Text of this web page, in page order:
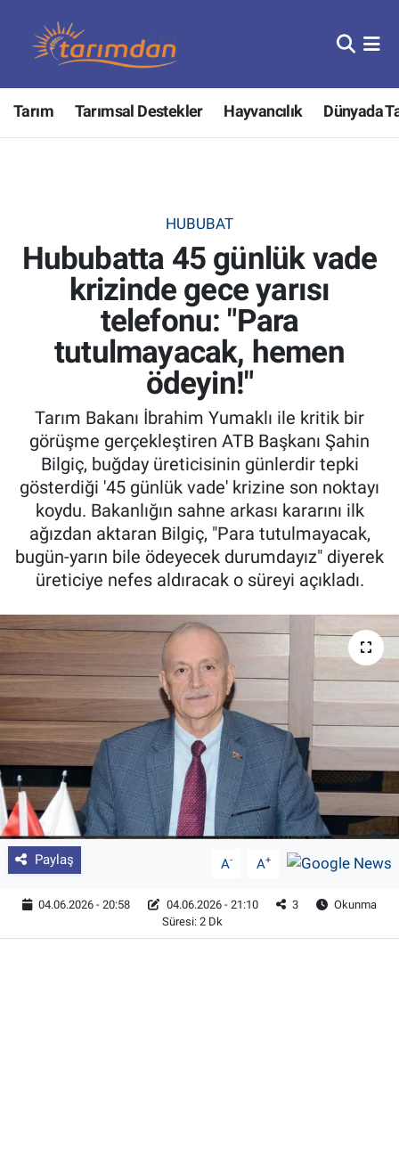
Tarım Tarımsal Destekler Hayvancılık Dünyada
HUBUBAT
Hububatta 45 günlük vade
krizinde gece yarısı
telefonu: "Para
tutulmayacak, hemen
ödeyin!"
Tarım Bakanı İbrahim Yumaklı ile kritik bir
görüşme gerçekleştiren ATB Başkanı Şahin
Bilgiç, buğday üreticisinin günlerdir tepki
gösterdiği '45 günlük vade' krizine son noktayı
koydu. Bakanlığın sahne arkası kararını ilk
ağızdan aktaran Bilgiç, "Para tutulmayacak,
bugün-yarın bile ödeyecek durumdayız" diyerek
üreticiye nefes aldıracak o süreyi açıkladı.
Paylaş A- A+
04.06.2026 - 20:58 04.06.2026 - 21:10 3
Okunma
Süresi: 2 Dk
Tarım
Hayvancılık
Tarımsal Destekler
Tarım Bakanlığı
TZOB
Tarım Kredi Kooperatifleri
Pankobirlik
Et fiyatları
Tarım Bilgisi
Yetiştirici Soruyor
Dünyada Tarım
Üretici Birlikleri
Şeker ve Şekerli Mamüller
Tahıllar ve Baklagiller
Tohum
Nöbetçi Eczaneler
Hava Durumu
Tüm Manşetler
Son Dakika Haberleri
Haber Arşivi